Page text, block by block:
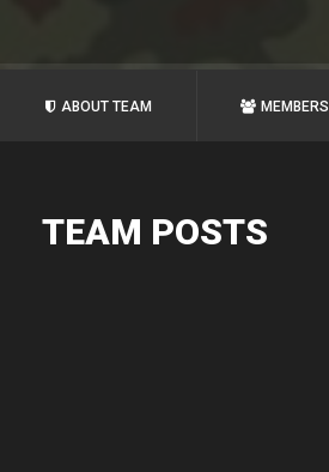
ABOUT TEAM MEMBERS
TEAM POSTS